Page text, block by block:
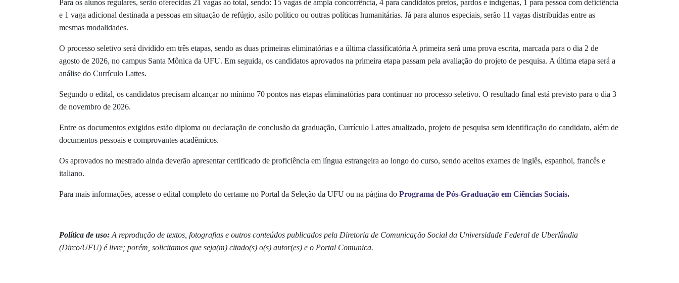
Para os alunos regulares, serão oferecidas 21 vagas ao total, sendo: 15 vagas de ampla concorrência, 4 para candidatos pretos, pardos e indígenas, 1 para pessoa com deficiência
e 1 vaga adicional destinada a pessoas em situação de refúgio, asilo político ou outras políticas humanitárias. Já para alunos especiais, serão 11 vagas distribuídas entre as
mesmas modalidades.
O processo seletivo será dividido em três etapas, sendo as duas primeiras eliminatórias e a última classificatória A primeira será uma prova escrita, marcada para o dia 2 de
agosto de 2026, no campus Santa Mônica da UFU. Em seguida, os candidatos aprovados na primeira etapa passam pela avaliação do projeto de pesquisa. A última etapa será a
análise do Currículo Lattes.
Segundo o edital, os candidatos precisam alcançar no mínimo 70 pontos nas etapas eliminatórias para continuar no processo seletivo. O resultado final está previsto para o dia 3
de novembro de 2026.
Entre os documentos exigidos estão diploma ou declaração de conclusão da graduação, Currículo Lattes atualizado, projeto de pesquisa sem identificação do candidato, além de
documentos pessoais e comprovantes acadêmicos.
Os aprovados no mestrado ainda deverão apresentar certificado de proficiência em língua estrangeira ao longo do curso, sendo aceitos exames de inglês, espanhol, francês e
italiano.
Para mais informações, acesse o edital completo do certame no Portal da Seleção da UFU ou na página do Programa de Pós-Graduação em Ciências Sociais.
Política de uso: A reprodução de textos, fotografias e outros conteúdos publicados pela Diretoria de Comunicação Social da Universidade Federal de Uberlândia
(Dirco/UFU) é livre; porém, solicitamos que seja(m) citado(s) o(s) autor(es) e o Portal Comunica.